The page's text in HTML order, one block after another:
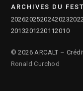
ARCHIVES DU
20262025202420232022
2013201220112010
© 2026 ARCALT –
Ronald Curchod